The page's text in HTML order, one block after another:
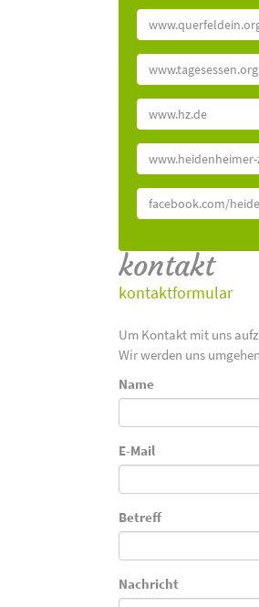
www.tagesessen.org
www.hz.de
facebook.com/
kontakt
kontaktformular
Um Kontakt mit uns
Wir werden uns
Name
E-Mail
Betreff
Nachricht